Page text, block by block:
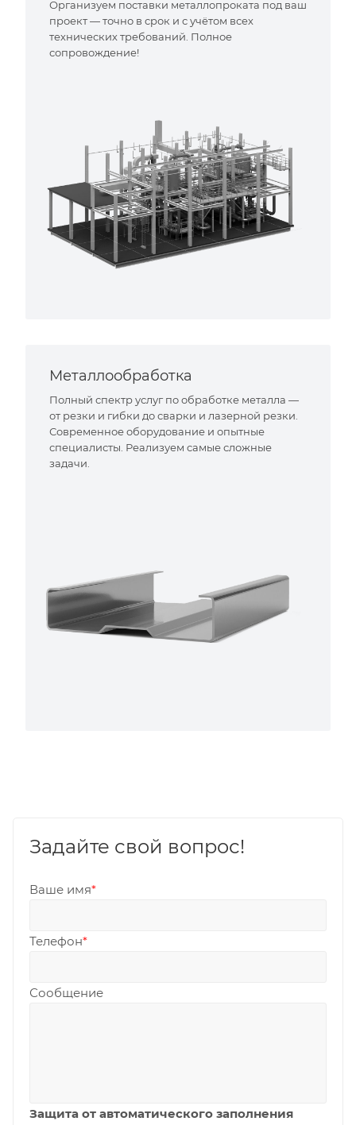
Организуем поставки металлопроката под ваш
проект — точно в срок и с учётом всех
технических требований. Полное
сопровождение!
Металлообработка
Полный спектр услуг по обработке металла —
от резки и гибки до сварки и лазерной резки.
Современное оборудование и опытные
специалисты. Реализуем самые сложные
задачи.
Задайте свой вопрос!
Ваше имя*
Телефон*
Сообщение
Защита от автоматического заполнения